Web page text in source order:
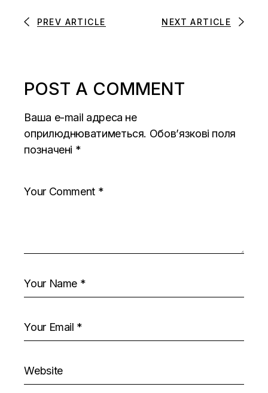
PREV ARTICLE NEXT ARTICLE
POST A COMMENT
Ваша e-mail адреса не
оприлюднюватиметься. Обов’язкові поля
позначені *